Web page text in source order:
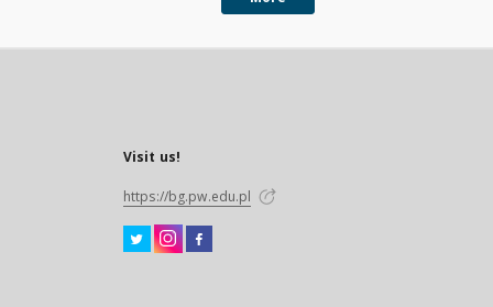
Visit us!
https://bg.pw.edu.pl